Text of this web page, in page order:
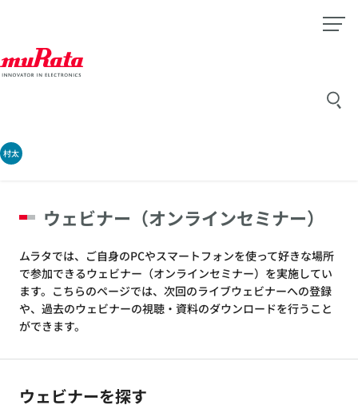
村太
ウェビナー（オンラインセミナー）
ムラタでは、ご自身のPCやスマートフォンを使って好きな場所
で参加できるウェビナー（オンラインセミナー）を実施してい
ます。こちらのページでは、次回のライブウェビナーへの登録
や、過去のウェビナーの視聴・資料のダウンロードを行うこと
ができます。
ウェビナーを探す